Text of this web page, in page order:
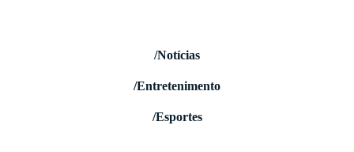
/Notícias
/Entretenimento
/Esportes